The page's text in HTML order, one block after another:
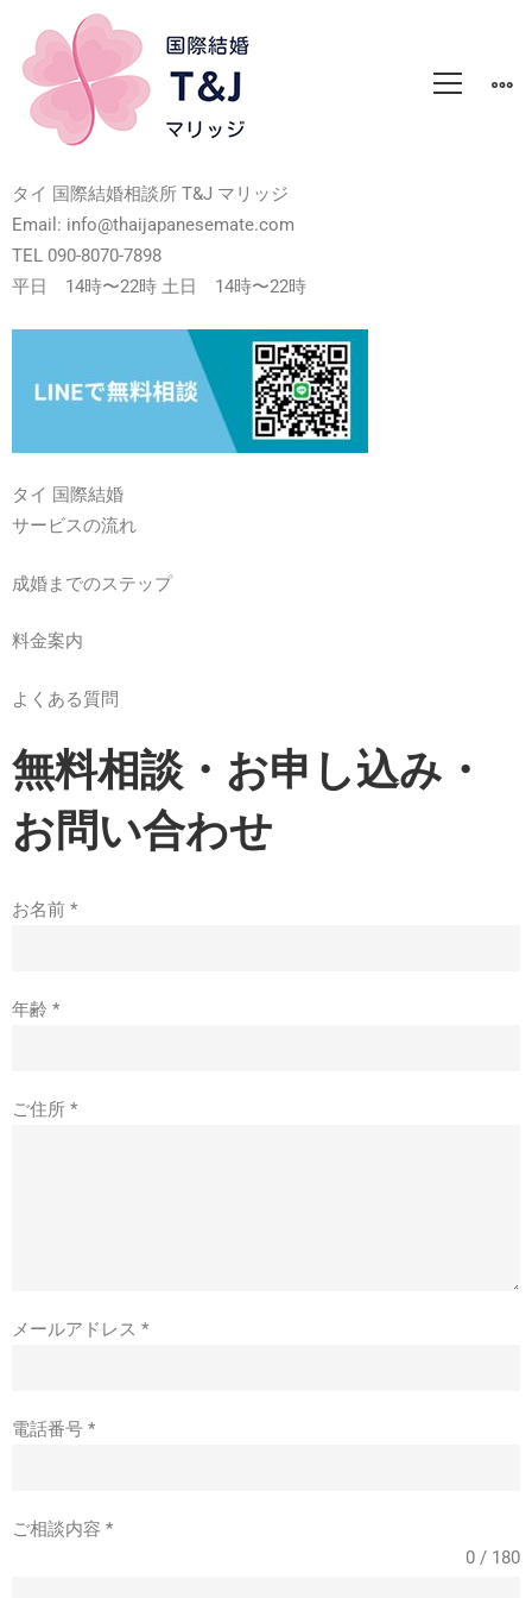
タイ 国際結婚相談所 T&J マリッジ
Email: info@thaijapanesemate.com
TEL 090-8070-7898
平日 14時〜22時 土日 14時〜22時
タイ 国際結婚
サービスの流れ
成婚までのステップ
料金案内
よくある質問
無料相談・お申し込み・
お問い合わせ
お名前 *
年齢 *
ご住所 *
メールアドレス *
電話番号 *
ご相談内容 *
0 / 180